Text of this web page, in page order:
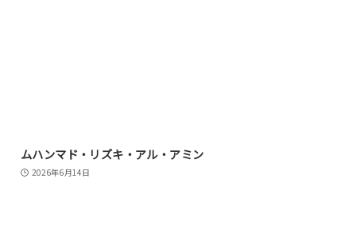
ムハンマド・リズキ・アル・アミン
2026年6月14日